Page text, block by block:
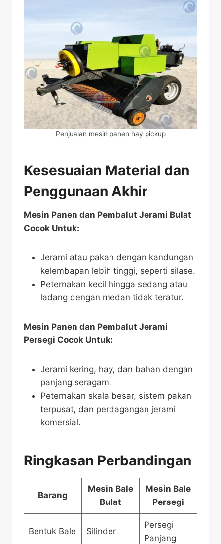
Penjualan mesin panen hay pickup
Kesesuaian Material dan
Penggunaan Akhir
Mesin Panen dan Pembalut Jerami Bulat
Cocok Untuk:
Jerami atau pakan dengan kandungan
kelembapan lebih tinggi, seperti silase.
Peternakan kecil hingga sedang atau
ladang dengan medan tidak teratur.
Mesin Panen dan Pembalut Jerami
Persegi Cocok Untuk:
Jerami kering, hay, dan bahan dengan
panjang seragam.
Peternakan skala besar, sistem pakan
terpusat, dan perdagangan jerami
komersial.
Ringkasan Perbandingan
Barang
Mesin Bale
Bulat
Mesin Bale
Persegi
Bentuk Bale Silinder
Persegi
Panjang